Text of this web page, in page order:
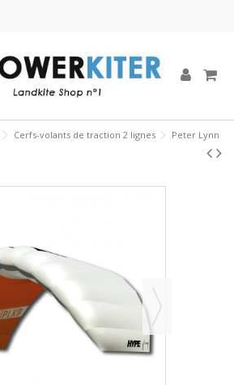
Cerfs-volants de traction 2 lignes
Peter Lynn